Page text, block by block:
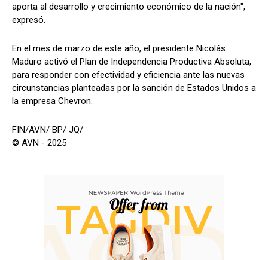
aporta al desarrollo y crecimiento económico de la nación",
expresó.
En el mes de marzo de este año, el presidente Nicolás
Maduro activó el Plan de Independencia Productiva Absoluta,
para responder con efectividad y eficiencia ante las nuevas
circunstancias planteadas por la sanción de Estados Unidos a
la empresa Chevron.
FIN/AVN/ BP/ JQ/
© AVN - 2025